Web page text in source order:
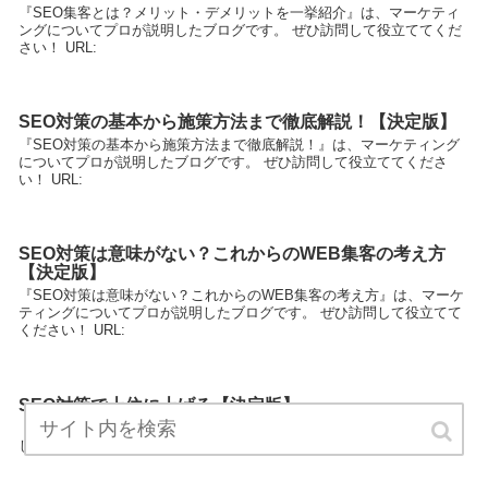
『SEO集客とは？メリット・デメリットを一挙紹介』は、マーケティ
ングについてプロが説明したブログです。 ぜひ訪問して役立ててくだ
さい！ URL:
SEO対策の基本から施策方法まで徹底解説！【決定版】
『SEO対策の基本から施策方法まで徹底解説！』は、マーケティング
についてプロが説明したブログです。 ぜひ訪問して役立ててくださ
い！ URL:
SEO対策は意味がない？これからのWEB集客の考え方
【決定版】
『SEO対策は意味がない？これからのWEB集客の考え方』は、マーケ
ティングについてプロが説明したブログです。 ぜひ訪問して役立てて
ください！ URL:
SEO対策で上位に上げる【決定版】
『SEO対策で上位に上げる』は、マーケティングについてプロが説明
したブログです。 ぜひ訪問して役立ててください！ URL: